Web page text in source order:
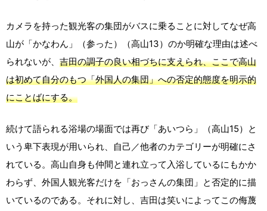
カメラを持った観光客の集団がバスに乗ることに対してなぜ高
山が「かなわん」（参った）（高山13）のか明確な理由は述べ
られないが、 吉田の調子の良い相づちに支えられ、ここで高山
は初めて自分のもつ「外国人の集団」への否定的態度を明示的
にことばにする。
続けて語られる浴場の場面では再び「あいつら」（高山15）と
いう卑下表現が用いられ、自己／他者のカテゴリーが明確にさ
れている。高山自身も仲間と連れ立って入浴しているにもかか
わらず、外国人観光客だけを「おっさんの集団」と否定的に描
いているのである。それに対し、吉田は笑いによってこの侮蔑